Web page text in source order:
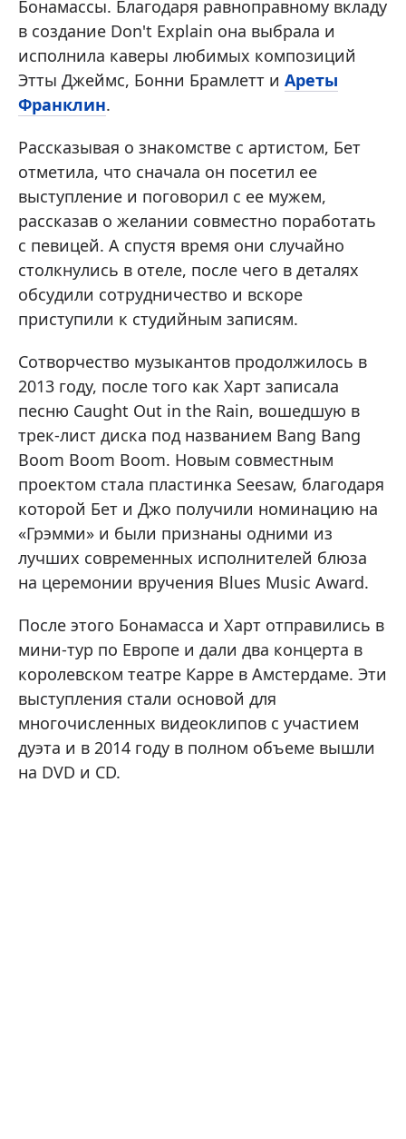
Бонамассы. Благодаря равноправному вкладу
в создание Don't Explain она выбрала и
исполнила каверы любимых композиций
Этты Джеймс, Бонни Брамлетт и Ареты
Франклин.
Рассказывая о знакомстве с артистом, Бет
отметила, что сначала он посетил ее
выступление и поговорил с ее мужем,
рассказав о желании совместно поработать
с певицей. А спустя время они случайно
столкнулись в отеле, после чего в деталях
обсудили сотрудничество и вскоре
приступили к студийным записям.
Сотворчество музыкантов продолжилось в
2013 году, после того как Харт записала
песню Caught Out in the Rain, вошедшую в
трек-лист диска под названием Bang Bang
Boom Boom Boom. Новым совместным
проектом стала пластинка Seesaw, благодаря
которой Бет и Джо получили номинацию на
«Грэмми» и были признаны одними из
лучших современных исполнителей блюза
на церемонии вручения Blues Music Award.
После этого Бонамасса и Харт отправились в
мини-тур по Европе и дали два концерта в
королевском театре Карре в Амстердаме. Эти
выступления стали основой для
многочисленных видеоклипов с участием
дуэта и в 2014 году в полном объеме вышли
на DVD и CD.